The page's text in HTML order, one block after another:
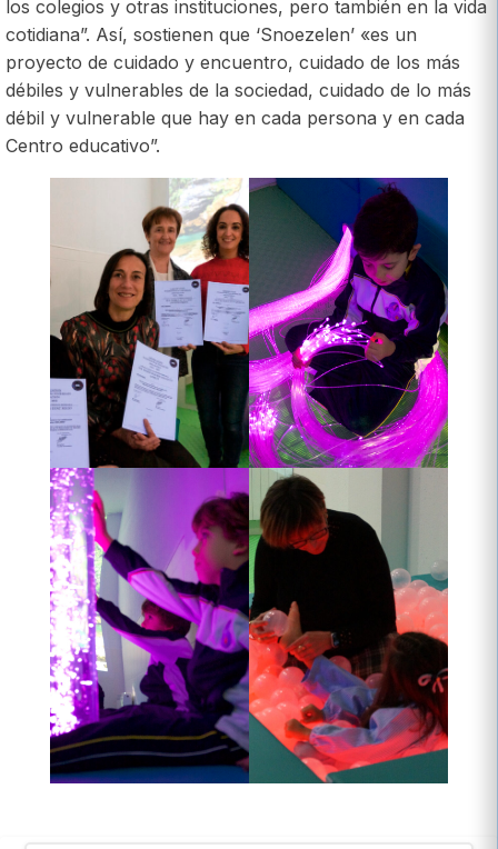
los colegios y otras instituciones, pero también en la vida
cotidiana”. Así, sostienen que ‘Snoezelen’ «es un
proyecto de cuidado y encuentro, cuidado de los más
débiles y vulnerables de la sociedad, cuidado de lo más
débil y vulnerable que hay en cada persona y en cada
Centro educativo”.